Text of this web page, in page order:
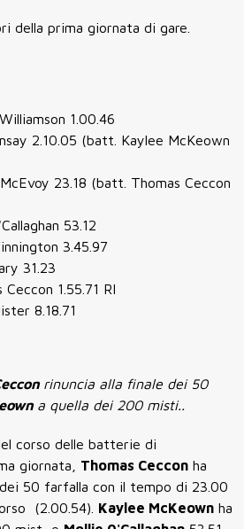
della prima giornata di gare.
1.00.46
2.10.05 (batt. Kaylee McKeown
23.18 (batt. Thomas Ceccon
53.12
3.45.97
31.23
1.55.71 RI
8.18.71
rinuncia alla finale dei 50
a quella dei 200 misti..
corso delle batterie di
giornata, Thomas Ceccon ha
50 farfalla con il tempo di 23.00
(2.00.54). Kaylee McKeown ha